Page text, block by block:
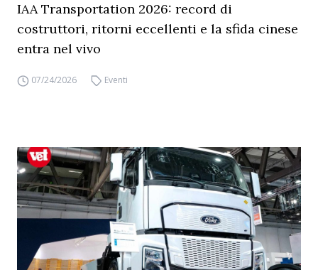
IAA Transportation 2026: record di
costruttori, ritorni eccellenti e la sfida cinese
entra nel vivo
07/24/2026 Eventi